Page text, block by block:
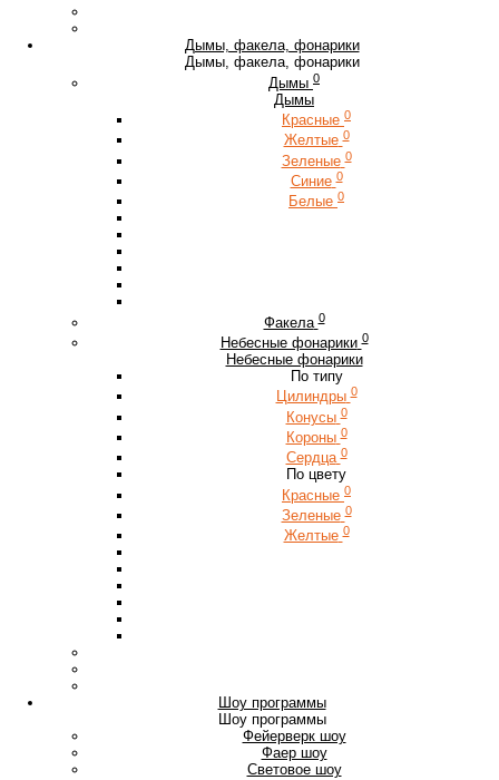
Дымы, факела, фонарики
Дымы, факела, фонарики
Дымы 0
Дымы
Красные 0
Желтые 0
Зеленые 0
Синие 0
Белые 0
Факела 0
Небесные фонарики 0
Небесные фонарики
По типу
Цилиндры 0
Конусы 0
Короны 0
Сердца 0
По цвету
Красные 0
Зеленые 0
Желтые 0
Шоу программы
Шоу программы
Фейерверк шоу
Фаер шоу
Световое шоу